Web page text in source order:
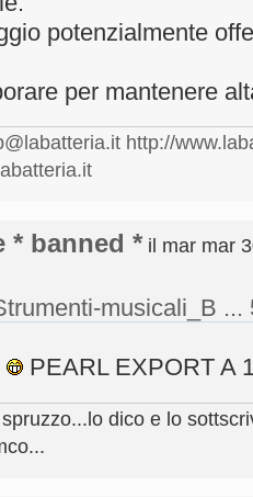
potenzialmente
per mantenere
http://
* banned * il mar mar
musicali_B ...
PEARL EXPORT A
dico e lo